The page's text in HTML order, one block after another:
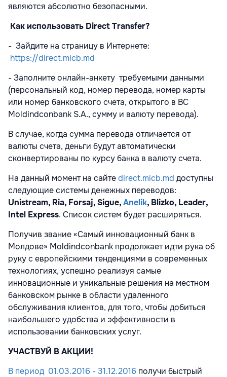
являются абсолютно безопасными.
Как использовать Direct Transfer?
- Зайдите на страницу в Интернете:
https://direct.micb.md
- Заполните онлайн-анкету требуемыми данными
(персональный код, номер перевода, номер карты
или номер банковского счета, открытого в BC
Moldindconbank S.A., сумму и валюту перевода).
В случае, когда сумма перевода отличается от
валюты счета, деньги будут автоматически
сконвертированы по курсу банка в валюту счета.
На данный момент на сайтеdirect.micb.md доступны
следующие системы денежных переводов:
Unistream, Ria, Forsaj, Sigue,Anelik, Blizko, Leader,
Intel Express. Список систем будет расширяться.
Получив звание «Самый инновационный банк в
Молдове» Moldindconbank продолжает идти рука об
руку с европейскими тенденциями в современных
технологиях, успешно реализуя самые
инновационные и уникальные решения на местном
банковском рынке в области удаленного
обслуживания клиентов, для того, чтобы добиться
наибольшего удобства и эффективности в
использовании банковских услуг.
УЧАСТВУЙ В АКЦИИ!
В период 01.03.2016 - 31.12.2016 получи быстрый